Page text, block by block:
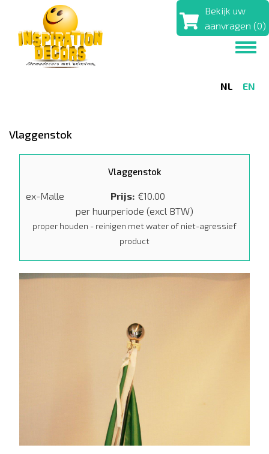
naar
inhoud
Bekijk uw
aanvragen (0)
NL EN
Vlaggenstok
Vlaggenstok
ex-Malle Prijs €10.00
per huurperiode (excl BTW)
proper houden - reinigen met water of niet-agressief
product